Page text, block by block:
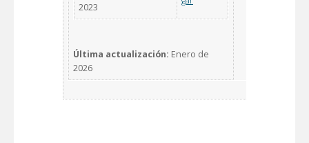
2023
Última actualización: Enero de
2026